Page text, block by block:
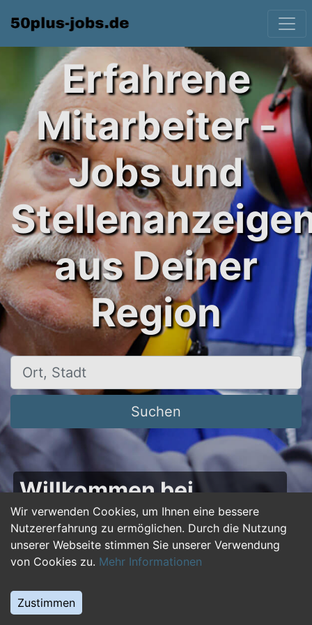
Wir verwenden Cookies, um Ihnen eine bessere
Nutzererfahrung zu ermöglichen. Durch die Nutzung
unserer Webseite stimmen Sie unserer Verwendung
von Cookies zu. Mehr Informationen
Zustimmen
Erfahrene
Mitarbeiter -
Jobs und
aus Deiner
Region
Ort, Stadt
Suchen
Willkommen bei
50plus-jobs.de – Dein
Portal für Jobs ab 50!
Du bist über 50 und suchst nach einer neuen
beruflichen Herausforderung oder einem
Jobwechsel? Auf